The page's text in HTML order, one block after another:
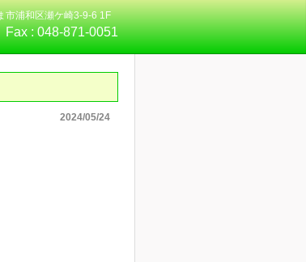
市浦和区瀬ケ崎3-9-6 1F
Fax :048-871-0051
2024/05/24